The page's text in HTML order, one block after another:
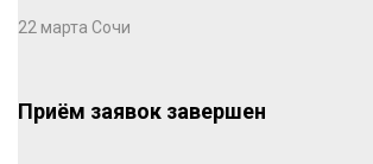
22 марта Сочи
Приём заявок завершен